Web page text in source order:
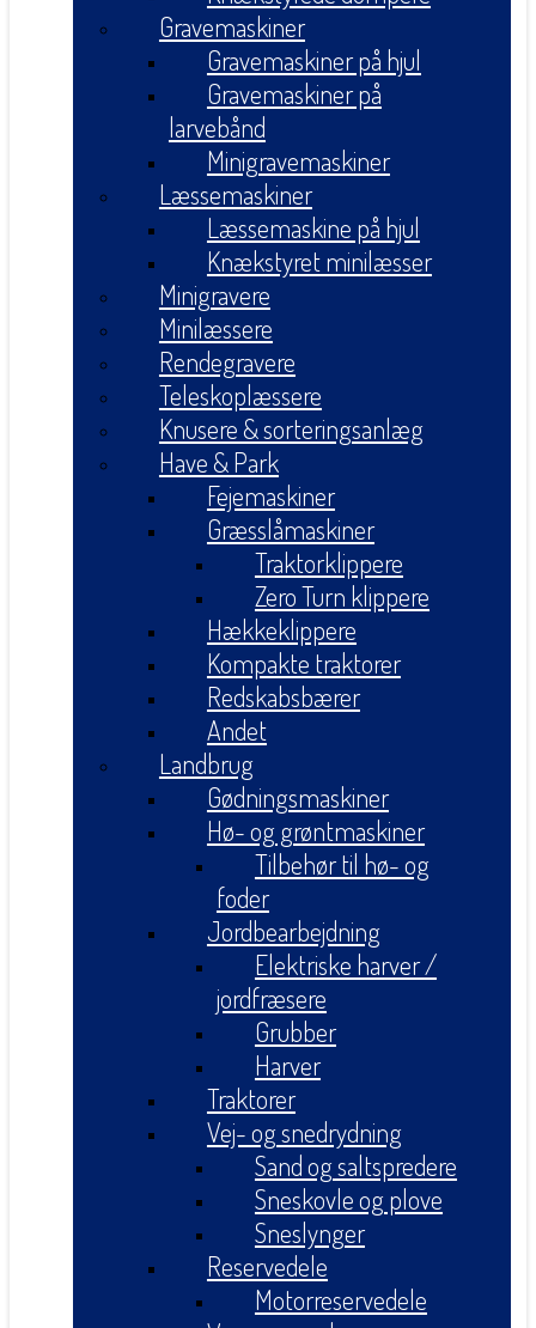
Gravemaskiner
Gravemaskiner på hjul
Gravemaskiner på
larvebånd
Minigravemaskiner
Læssemaskiner
Læssemaskine på hjul
Knækstyret minilæsser
Minigravere
Minilæssere
Rendegravere
Teleskoplæssere
Knusere & sorteringsanlæg
Have & Park
Fejemaskiner
Græsslåmaskiner
Traktorklippere
Zero Turn klippere
Hækkeklippere
Kompakte traktorer
Redskabsbærer
Andet
Landbrug
Gødningsmaskiner
Hø- og grøntmaskiner
Tilbehør til hø- og
foder
Jordbearbejdning
Elektriske harver /
jordfræsere
Grubber
Harver
Traktorer
Vej- og snedrydning
Sand og saltspredere
Sneskovle og plove
Sneslynger
Reservedele
Motorreservedele